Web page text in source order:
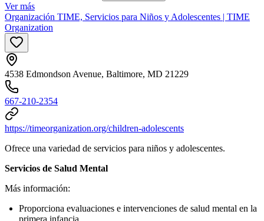
Ver más
Organización TIME, Servicios para Niños y Adolescentes | TIME
Organization
4538 Edmondson Avenue, Baltimore, MD 21229
667-210-2354
https://timeorganization.org/children-adolescents
Ofrece una variedad de servicios para niños y adolescentes.
Servicios de Salud Mental
Más información:
Proporciona evaluaciones e intervenciones de salud mental en la
primera infancia